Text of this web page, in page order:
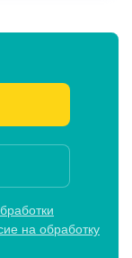
на обработку